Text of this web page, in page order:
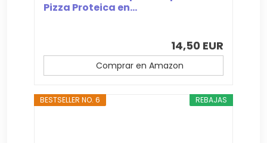
Pizza Proteica en...
14,50 EUR
Comprar en Amazon
REBAJAS
BESTSELLER NO. 6